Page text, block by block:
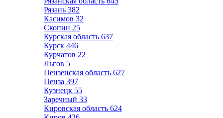
Рязань 382
Касимов 32
Скопин 25
Курская область 637
Курск 446
Курчатов 22
Льгов 5
Пензенская область 627
Пенза 397
Кузнецк 55
Заречный 33
Кировская область 624